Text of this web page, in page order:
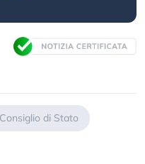
Consiglio di Stato